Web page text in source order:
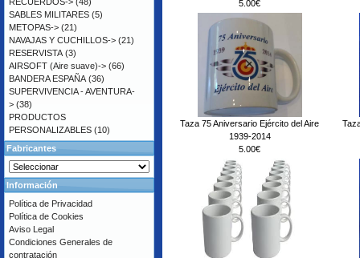
5.00€
Taza 75 Aniversario Ejército del Aire
1939-2014
5.00€
SABLES MILITARES (5)
METOPAS-> (21)
NAVAJAS Y CUCHILLOS-> (21)
RESERVISTA (3)
AIRSOFT (Aire suave)-> (66)
BANDERA ESPAÑA (36)
SUPERVIVENCIA - AVENTURA-
> (38)
PRODUCTOS
PERSONALIZABLES (10)
Fabricantes
Información
Política de Privacidad
Política de Cookies
Aviso Legal
Condiciones Generales de
contratación